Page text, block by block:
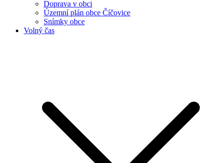
Doprava v obci
Územní plán obce Číčovice
Snímky obce
Volný čas